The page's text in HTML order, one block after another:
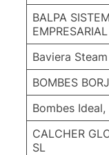
BALPA
EMPRESARIAL
Baviera
BOMBES
Bombes Ideal,
CALCHER
SL